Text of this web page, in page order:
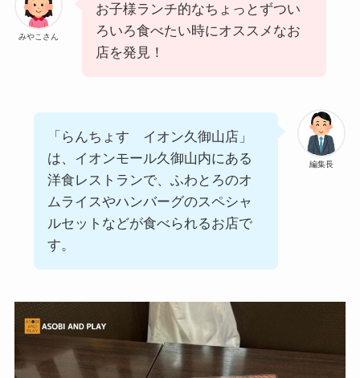
みやこさん
お子様ランチ的なちょっとずつい
ろいろ食べたい時にオススメなお
店を発見！
編集長
「らんちょす イオン久御山店」
は、イオンモール久御山内にある
洋食レストランで、ふわとろのオ
ムライスやハンバーグのスペシャ
ルセットなどが食べられるお店で
す。